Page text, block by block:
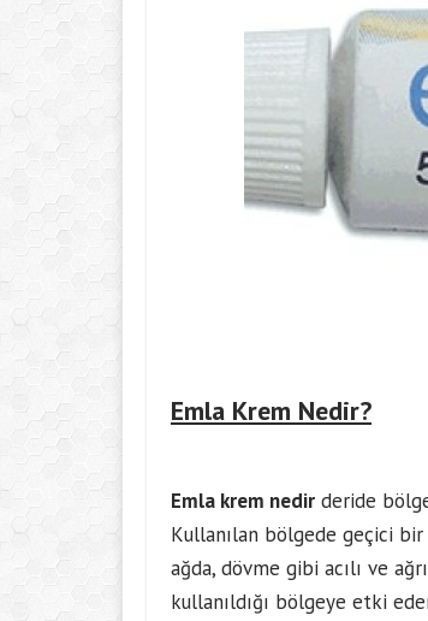
Emla Krem Nedir?
Emla krem nedir deride
Kullanılan bölgede geçici
ağda, dövme gibi acılı ve
kullanıldığı bölgeye etki